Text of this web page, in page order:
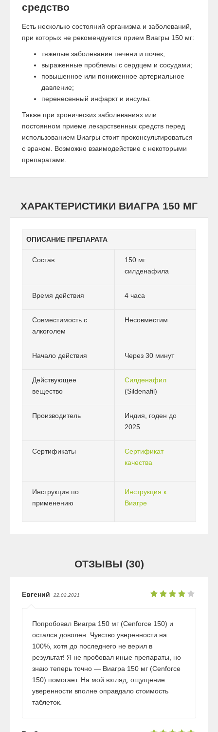
средство
Есть несколько состояний организма и заболеваний,
при которых не рекомендуется прием Виагры 150 мг:
тяжелые заболевание печени и почек;
выраженные проблемы с сердцем и сосудами;
повышенное или пониженное артериальное
давление;
перенесенный инфаркт и инсульт.
Также при хронических заболеваниях или
постоянном приеме лекарственных средств перед
использованием Виагры стоит проконсультироваться
с врачом. Возможно взаимодействие с некоторыми
препаратами.
ХАРАКТЕРИСТИКИ ВИАГРА 150 МГ
ОПИСАНИЕ ПРЕПАРАТА
Состав
150 мг
силденафила
Время действия 4 часа
Совместимость с
алкоголем
Несовместим
Начало действия Через 30 минут
Действующее
вещество
Силденафил
(Sildenafil)
Производитель
Индия, годен до
2025
Сертификаты
Сертификат
качества
Инструкция по
применению
Инструкция к
Виагре
ОТЗЫВЫ (30)
Евгений 22.02.2021
Попробовал Виагра 150 мг (Cenforce 150) и
остался доволен. Чувство уверенности на
100%, хотя до последнего не верил в
результат! Я не пробовал иные препараты, но
знаю теперь точно — Виагра 150 мг (Cenforce
150) помогает. На мой взгляд, ощущение
уверенности вполне оправдало стоимость
таблеток.